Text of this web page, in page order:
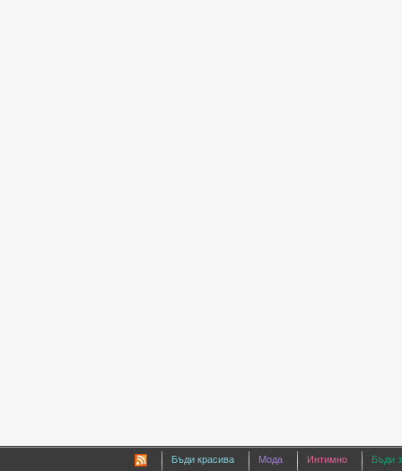
Бъди красива Мода Интимно Бъди